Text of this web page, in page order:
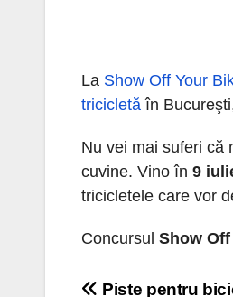
La Show Off Your
tricicletă în
Nu vei mai suferi că
cuvine. Vino în 9
tricicletele care vor
Concursul Show
Piste pentru